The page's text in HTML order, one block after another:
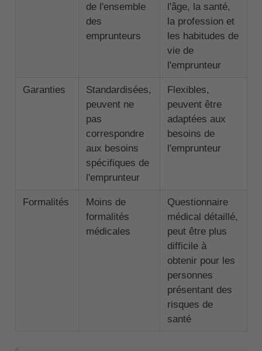
de l'ensemble
des
emprunteurs
l'âge, la santé,
la profession et
les habitudes de
vie de
l'emprunteur
Garanties
Standardisées,
peuvent ne
pas
correspondre
aux besoins
spécifiques de
l'emprunteur
Flexibles,
peuvent être
adaptées aux
besoins de
l'emprunteur
Formalités
Moins de
formalités
médicales
Questionnaire
médical détaillé,
peut être plus
difficile à
obtenir pour les
personnes
présentant des
risques de
santé